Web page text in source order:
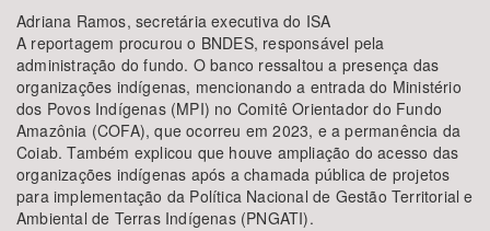
Adriana Ramos, secretária executiva do ISA
A reportagem procurou o BNDES, responsável pela
administração do fundo. O banco ressaltou a presença das
organizações indígenas, mencionando a entrada do Ministério
dos Povos Indígenas (MPI) no Comitê Orientador do Fundo
Amazônia (COFA), que ocorreu em 2023, e a permanência da
Coiab. Também explicou que houve ampliação do acesso das
organizações indígenas após a chamada pública de projetos
para implementação da Política Nacional de Gestão Territorial e
Ambiental de Terras Indígenas (PNGATI).